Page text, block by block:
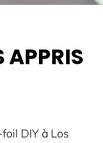
DIY à Los